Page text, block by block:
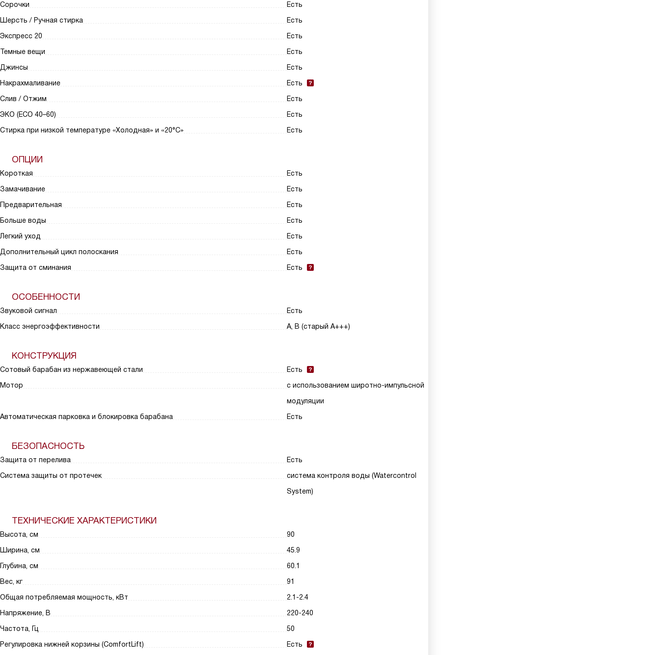
Сорочки
Есть
Шерсть / Ручная стирка
Есть
Экспресс 20
Есть
Темные вещи
Есть
Джинсы
Есть
Накрахмаливание
Есть
Слив / Отжим
Есть
ЭКО (ECO 40–60)
Есть
Стирка при низкой температуре «Холодная» и «20°С»
Есть
ОПЦИИ
Короткая
Есть
Замачивание
Есть
Предварительная
Есть
Больше воды
Есть
Легкий уход
Есть
Дополнительный цикл полоскания
Есть
Защита от сминания
Есть
ОСОБЕННОСТИ
Звуковой сигнал
Есть
Класс энергоэффективности
A, B (старый A+++)
КОНСТРУКЦИЯ
Сотовый барабан из нержавеющей стали
Есть
Мотор
с использованием широтно-импульсной
модуляции
Автоматическая парковка и блокировка барабана
Есть
БЕЗОПАСНОСТЬ
Защита от перелива
Есть
Система защиты от протечек
система контроля воды (Watercontrol
System)
ТЕХНИЧЕСКИЕ ХАРАКТЕРИСТИКИ
Высота, см
90
Ширина, см
45.9
Глубина, см
60.1
Вес, кг
91
Общая потребляемая мощность, кВт
2.1-2.4
Напряжение, В
220-240
Частота, Гц
50
Регулировка нижней корзины (ComfortLift)
Есть